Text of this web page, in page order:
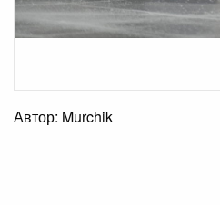
Автор: Murchik